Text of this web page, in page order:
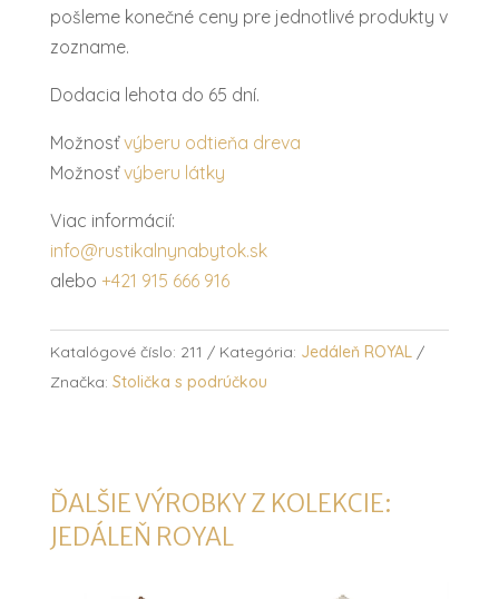
pošleme konečné ceny pre jednotlivé produkty v
zozname.
Dodacia lehota do 65 dní.
Možnosťvýberu odtieňa dreva
Možnosťvýberu látky
Viac informácií:
info@rustikalnynabytok.sk
alebo +421 915 666 916
Katalógové číslo: 211 Kategória: Jedáleň ROYAL
Značka: Stolička s podrúčkou
ĎALŠIE VÝROBKY Z KOLEKCIE:
JEDÁLEŇ ROYAL